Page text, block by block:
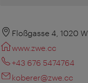
Floßgasse 4, 1020
www.zwe.cc
+43 676 5474764
koberer@zwe.cc